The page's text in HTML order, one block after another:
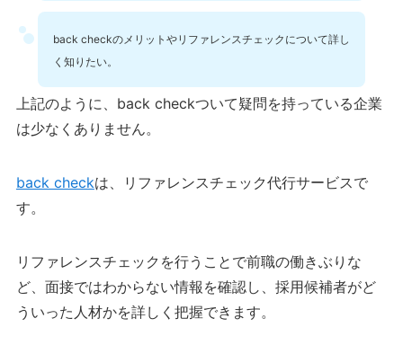
back checkのメリットやリファレンスチェックについて詳し
く知りたい。
上記のように、back checkついて疑問を持っている企業
は少なくありません。
back checkは、リファレンスチェック代行サービスで
す。
リファレンスチェックを行うことで前職の働きぶりな
ど、面接ではわからない情報を確認し、採用候補者がど
ういった人材かを詳しく把握できます。